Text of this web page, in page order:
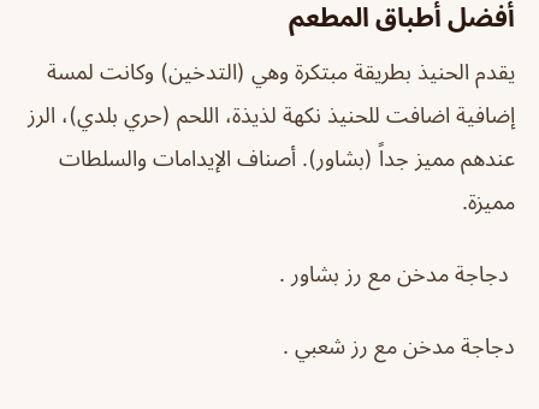
أفضل أطباق المطعم
يقدم الحنيذ بطريقة مبتكرة وهي (التدخين) وكانت لمسة
إضافية اضافت للحنيذ نكهة لذيذة، اللحم (حري بلدي)، الرز
عندهم مميز جداً (بشاور). أصناف الإيدامات والسلطات
مميزة.
دجاجة مدخن مع رز بشاور .
دجاجة مدخن مع رز شعبي .